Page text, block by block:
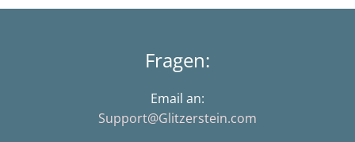
Fragen:
Email an:
Support@Glitzerstein.com